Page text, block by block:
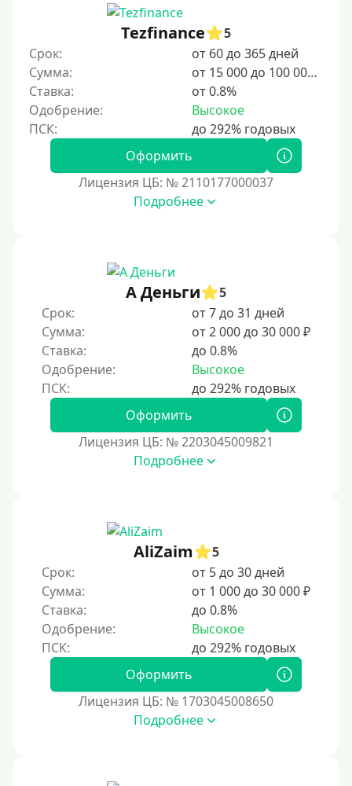
2 недели
15 дней
20 дней
21 день
На месяц
30 дней без процентов
4 месяца
5 месяцев
На полгода
180 дней
5 лет
Краткосрочные
Долгосрочные
Принятие решения
За 1 минуту
Tezfinance
5
Срок:
от 60 до 365 дней
Сумма:
от 15 000 до 100 000 ₽
Ставка:
от 0.8%
Одобрение:
Высокое
Оформить
Лицензия ЦБ: № 2110177000037
Подробнее
А Деньги
5
Срок:
от 7 до 31 дней
Сумма:
от 2 000 до 30 000 ₽
Ставка:
до 0.8%
Одобрение:
Высокое
Оформить
Лицензия ЦБ: № 2203045009821
Подробнее
AliZaim
5
Срок:
от 5 до 30 дней
Сумма:
от 1 000 до 30 000 ₽
Ставка:
до 0.8%
Одобрение:
Высокое
Оформить
Лицензия ЦБ: № 1703045008650
Подробнее